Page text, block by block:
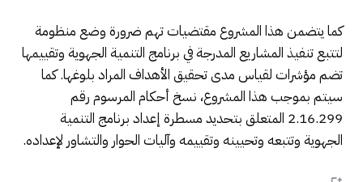
كما يتضمن هذا المشروع مقتضيات تهم ضرورة وضع منظومة
لتتبع تنفيذ المشاريع المدرجة في برنامج التنمية الجهوية وتقييمها
تضم مؤشرات لقياس مدى تحقيق الأهداف المراد بلوغها. كما
سيتم بموجب هذا المشروع، نسخ أحكام المرسوم رقم
2.16.299 المتعلق بتحديد مسطرة إعداد برنامج التنمية
الجهوية وتتبعه وتحيينه وتقييمه وآليات الحوار والتشاور لإعداده.